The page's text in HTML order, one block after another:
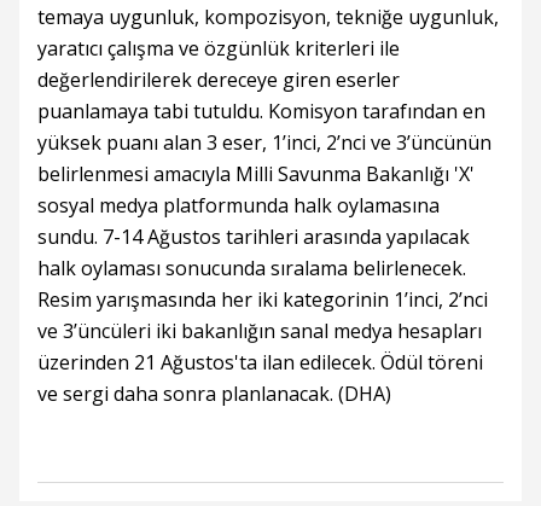
temaya uygunluk, kompozisyon, tekniğe uygunluk,
yaratıcı çalışma ve özgünlük kriterleri ile
değerlendirilerek dereceye giren eserler
puanlamaya tabi tutuldu. Komisyon tarafından en
yüksek puanı alan 3 eser, 1’inci, 2’nci ve 3’üncünün
belirlenmesi amacıyla Milli Savunma Bakanlığı 'X'
sosyal medya platformunda halk oylamasına
sundu. 7-14 Ağustos tarihleri arasında yapılacak
halk oylaması sonucunda sıralama belirlenecek.
Resim yarışmasında her iki kategorinin 1’inci, 2’nci
ve 3’üncüleri iki bakanlığın sanal medya hesapları
üzerinden 21 Ağustos'ta ilan edilecek. Ödül töreni
ve sergi daha sonra planlanacak. (DHA)